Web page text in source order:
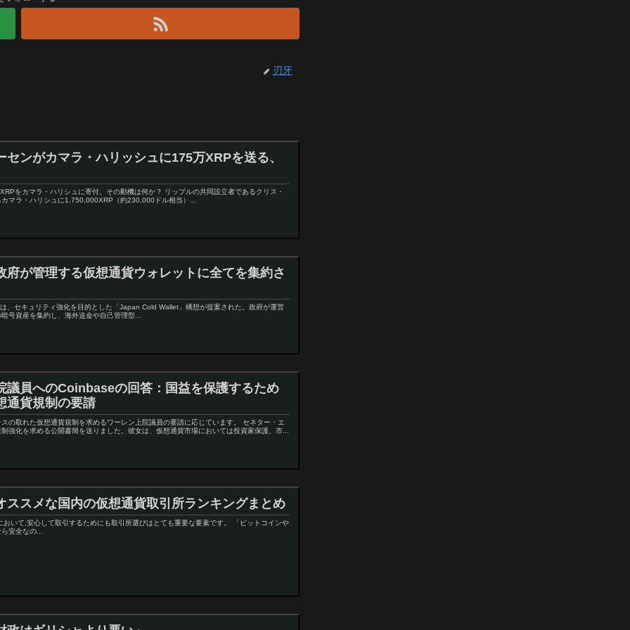
刃牙
ンがカマラ・ハリッシュに175万XRPを送る、
をカマラ・ハリシュに寄付。その動機は何か？ リップルの共同設立者であるクリス・
マラ・ハリシュに1,750,000XRP（約230,000ドル相当）...
府が管理する仮想通貨ウォレットに全てを集約さ
、セキュリティ強化を目的とした「Japan Cold Wallet」構想が提案された。政府が運営
号資産を集約し、海外送金や自己管理型...
議員へのCoinbaseの回答：国益を保護するため
通貨規制の要請
の取れた仮想通貨規制を求めるワーレン上院議員の要請に応じています。 セネター・エ
強化を求める公開書簡を送りました。彼女は、仮想通貨市場においては投資家保護、市...
ススメな国内の仮想通貨取引所ランキングまとめ
いて,安心して取引するためにも取引所選びはとても重要な要素です。 「ビットコインや
安全なの...